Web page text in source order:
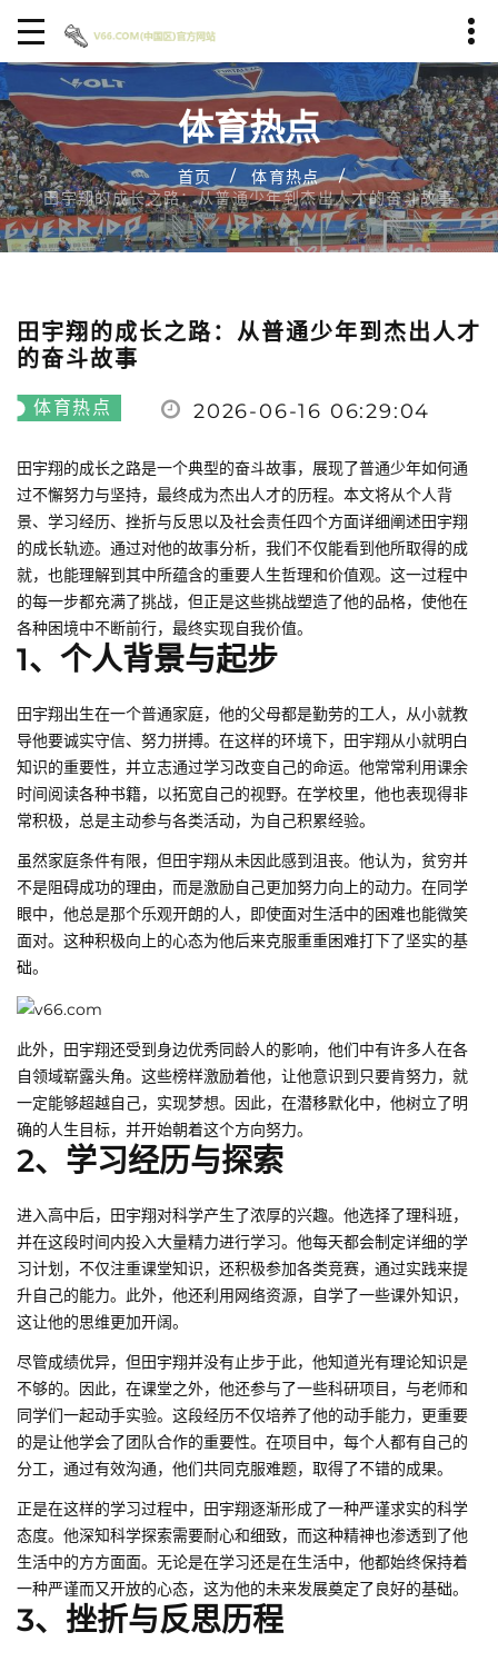
体育热点
首页
体育热点
田宇翔的成长之路：从普通少年到杰出人才的奋斗故事
田宇翔的成长之路：从普通少年到杰出人才
的奋斗故事
体育热点 2026-06-16 06:29:04
田宇翔的成长之路是一个典型的奋斗故事，展现了普通少年如何通
过不懈努力与坚持，最终成为杰出人才的历程。本文将从个人背
景、学习经历、挫折与反思以及社会责任四个方面详细阐述田宇翔
的成长轨迹。通过对他的故事分析，我们不仅能看到他所取得的成
就，也能理解到其中所蕴含的重要人生哲理和价值观。这一过程中
的每一步都充满了挑战，但正是这些挑战塑造了他的品格，使他在
各种困境中不断前行，最终实现自我价值。
1、个人背景与起步
田宇翔出生在一个普通家庭，他的父母都是勤劳的工人，从小就教
导他要诚实守信、努力拼搏。在这样的环境下，田宇翔从小就明白
知识的重要性，并立志通过学习改变自己的命运。他常常利用课余
时间阅读各种书籍，以拓宽自己的视野。在学校里，他也表现得非
常积极，总是主动参与各类活动，为自己积累经验。
虽然家庭条件有限，但田宇翔从未因此感到沮丧。他认为，贫穷并
不是阻碍成功的理由，而是激励自己更加努力向上的动力。在同学
眼中，他总是那个乐观开朗的人，即使面对生活中的困难也能微笑
面对。这种积极向上的心态为他后来克服重重困难打下了坚实的基
础。
此外，田宇翔还受到身边优秀同龄人的影响，他们中有许多人在各
自领域崭露头角。这些榜样激励着他，让他意识到只要肯努力，就
一定能够超越自己，实现梦想。因此，在潜移默化中，他树立了明
确的人生目标，并开始朝着这个方向努力。
2、学习经历与探索
进入高中后，田宇翔对科学产生了浓厚的兴趣。他选择了理科班，
并在这段时间内投入大量精力进行学习。他每天都会制定详细的学
习计划，不仅注重课堂知识，还积极参加各类竞赛，通过实践来提
升自己的能力。此外，他还利用网络资源，自学了一些课外知识，
这让他的思维更加开阔。
尽管成绩优异，但田宇翔并没有止步于此，他知道光有理论知识是
不够的。因此，在课堂之外，他还参与了一些科研项目，与老师和
同学们一起动手实验。这段经历不仅培养了他的动手能力，更重要
的是让他学会了团队合作的重要性。在项目中，每个人都有自己的
分工，通过有效沟通，他们共同克服难题，取得了不错的成果。
正是在这样的学习过程中，田宇翔逐渐形成了一种严谨求实的科学
态度。他深知科学探索需要耐心和细致，而这种精神也渗透到了他
生活中的方方面面。无论是在学习还是在生活中，他都始终保持着
一种严谨而又开放的心态，这为他的未来发展奠定了良好的基础。
3、挫折与反思历程